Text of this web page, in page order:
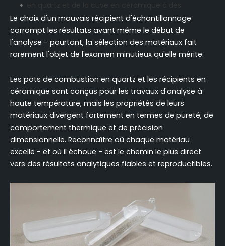
températures élevées
Niveaux de pureté et profils de contamination des
récipients de combustion en quartz par rapport
aux céramiques
aux réservoirs de combustion en quartz par
rapport aux céramiques
Seuils et scénarios de températures extrêmes
favorisant les bateaux à combustion en
céramique plutôt qu'en quartz
Adapter les cuves de combustion en quartz ou les
cuves en céramique à votre flux de travail
spécifique
Bonnes pratiques de laboratoire pour la
manipulation et l'entretien d'un bateau à
Conclusion
FAQ
Le choix d'un mauvais récipient d'échantillonnage
corrompt les résultats avant même le début de
l'analyse - pourtant, la sélection des matériaux fait
rarement l'objet de l'examen minutieux qu'elle mérite.
Les pots de combustion en quartz et les récipients en
céramique sont conçus pour les travaux d'analyse à
haute température, mais les propriétés de leurs
matériaux divergent fortement en termes de pureté, de
comportement thermique et de précision
dimensionnelle. Reconnaître où chaque matériau
excelle - et où il échoue - est le chemin le plus direct
vers des résultats analytiques fiables et reproductibles.